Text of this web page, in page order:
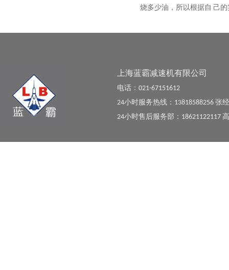
烧多少油，所以根据自 己
上海蓝霸减速机有限公司
电话：021-67151612
24小时服务热线：13818588256 张
24小时售后服务部：18621122117